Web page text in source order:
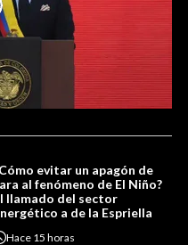
evitar un apagón de
al fenómeno de El Niño?
llamado del sector
a de la Espriella
Hace 15 horas